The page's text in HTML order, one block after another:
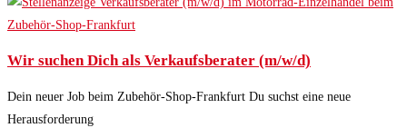
Wir suchen Dich als Verkaufsberater (m/w/d)
Dein neuer Job beim Zubehör-Shop-Frankfurt Du suchst eine neue
Herausforderung